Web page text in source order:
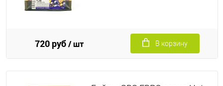
720 руб/ шт В корзину